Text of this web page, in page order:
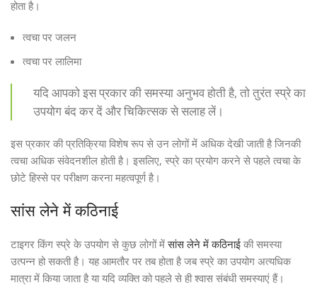
होता है।
त्वचा पर जलन
त्वचा पर लालिमा
यदि आपको इस प्रकार की समस्या अनुभव होती है, तो तुरंत स्प्रे का
उपयोग बंद कर दें और चिकित्सक से सलाह लें।
इस प्रकार की प्रतिक्रिया विशेष रूप से उन लोगों में अधिक देखी जाती है जिनकी
त्वचा अधिक संवेदनशील होती है। इसलिए, स्प्रे का प्रयोग करने से पहले त्वचा के
छोटे हिस्से पर परीक्षण करना महत्वपूर्ण है।
सांस लेने में कठिनाई
टाइगर किंग स्प्रे के उपयोग से कुछ लोगों मेंसांस लेने में कठिनाई की समस्या
उत्पन्न हो सकती है। यह आमतौर पर तब होता है जब स्प्रे का उपयोग अत्यधिक
मात्रा में किया जाता है या यदि व्यक्ति को पहले से ही श्वास संबंधी समस्याएं हैं।